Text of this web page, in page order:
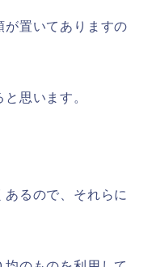
が置いてありますの
思います。
るので、それらに